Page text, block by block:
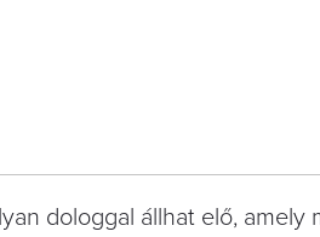
dologgal állhat elő, amely